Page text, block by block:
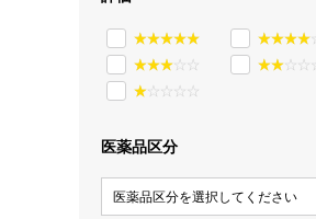
医薬品区分
医薬品区分を選択してください